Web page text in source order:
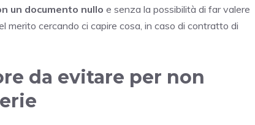
un documento nullo e senza la possibilità di far valere
merito cercando ci capire cosa, in caso di contratto di
da evitare per non